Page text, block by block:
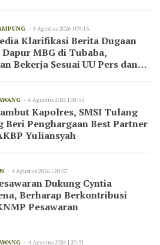
8 Agustus 2026 | 09:15
Klarifikasi Berita Dugaan
MBG di Tubaba,
Bekerja Sesuai UU Pers dan
6 Agustus 2026 | 08:55
Kapolres, SMSI Tulang
Beri Penghargaan Best Partner
Yuliansyah
4 Agustus 2026 | 20:57
Dukung Cyntia
Berharap Berkontribusi
Pesawaran
4 Agustus 2026 | 20:51